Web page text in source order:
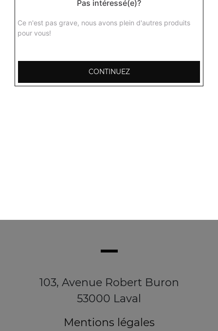
Curry d'agneau aux lentilles jaunes avec différentes
épices du kashmir + 1 potion de riz basmati
Agneau aux champignons
Curry d'agneau aux champignons délicieusement
103, Avenue Robert Buron
53000 Laval
Mentions légales
Pas intéressé(e)?
Ce n'est pas grave, nous avons plein d'autres produits
pour vous!
CONTINUEZ